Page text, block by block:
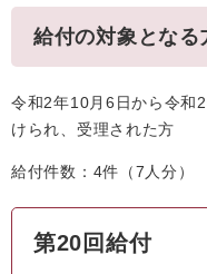
給付の対象となる
令和2年10月6日から令和
けられ、受理された方
給付件数：4件（7人分）
第20回給付